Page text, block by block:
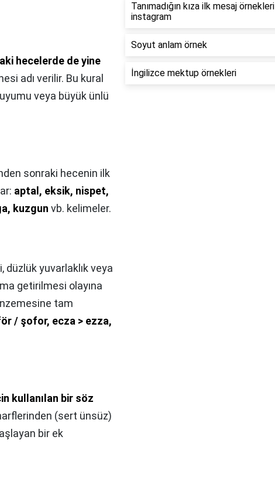
hecelerde de yine
adı verilir. Bu kural
veya büyük ünlü
sonraki hecenin ilk
aptal, eksik, nispet,
kuzgun vb. kelimeler.
yuvarlaklık veya
getirilmesi olayına
tam
/ şofor, ecza > ezza,
kullanılan bir söz
(sert ünsüz)
bir ek
Tanımadığın kıza ilk mesaj örnekleri
instagram
Soyut anlam örnek
İngilizce mektup örnekleri